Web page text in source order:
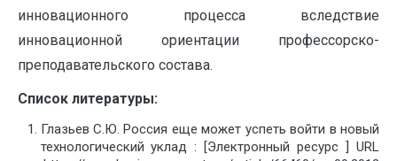
инновационного процесса вследствие
инновационной ориентации профессорско-
преподавательского состава.
Список литературы:
Глазьев С.Ю. Россия еще может успеть войти в новый
технологический уклад : [Электронный ресурс ] URL